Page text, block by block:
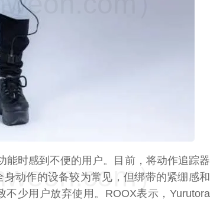
能时感到不便的用户。目前，将动作追踪器
动作的设备较为常见，但绑带的紧绷感和
少用户放弃使用。ROOX表示，Yurutora
）